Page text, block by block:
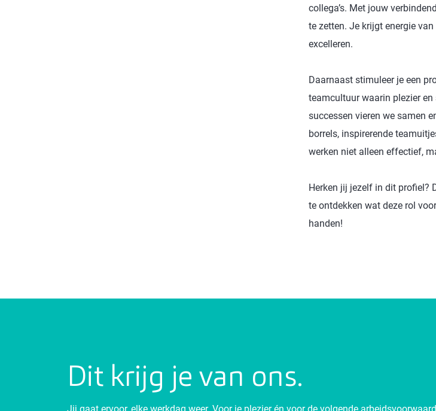
collega’s. Met jouw
te zetten. Je krijgt energie
excelleren.
Daarnaast stimuleer je een
teamcultuur waarin plezier
successen vieren we samen
borrels, inspirerende
werken niet alleen effectief,
Herken jij jezelf in dit profiel?
te ontdekken wat deze rol
handen!
Dit krijg je van ons.